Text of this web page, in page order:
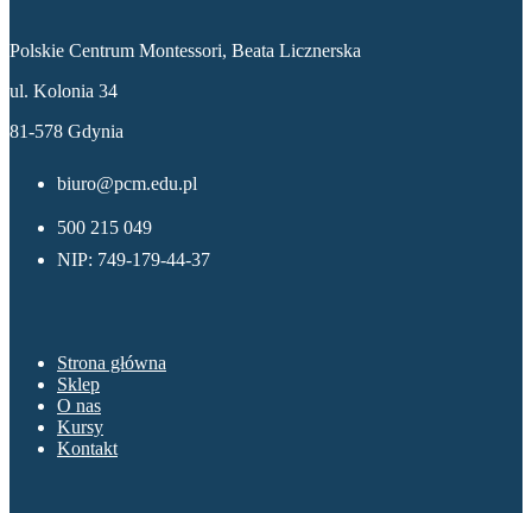
Polskie Centrum Montessori, Beata Licznerska
ul. Kolonia 34
81-578 Gdynia
biuro@pcm.edu.pl
500 215 049
NIP: 749-179-44-37
Strona główna
Sklep
O nas
Kursy
Kontakt